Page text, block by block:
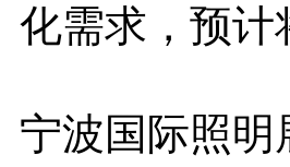
化需求，预计
宁波国际照